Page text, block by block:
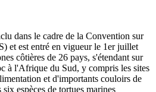
dans le cadre de la Convention sur
et est entré en vigueur le 1er juillet
côtières de 26 pays, s'étendant sur
à l'Afrique du Sud, y compris les sites
et d'importants couloirs de
espèces de tortues marines